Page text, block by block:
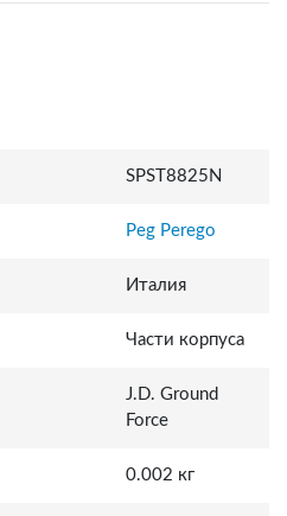
SPST8825N
Peg Perego
Италия
Части корпуса
J.D. Ground
Force
0.002 кг